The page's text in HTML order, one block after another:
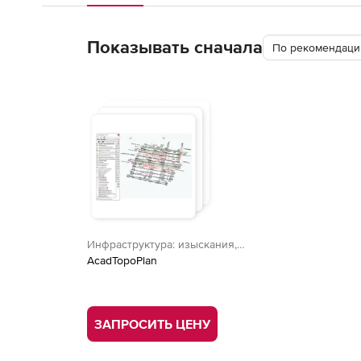
Показывать сначала По
Инфраструктура: изыскания,
генплан, транспорт
AcadTopoPlan
ЗАПРОСИТЬ ЦЕНУ